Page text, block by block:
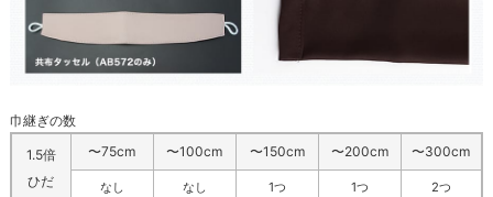
巾継ぎの数
1.5倍
ひだ
〜75cm 〜100cm 〜150cm 〜200cm 〜300cm
なし なし 1つ 1つ 2つ